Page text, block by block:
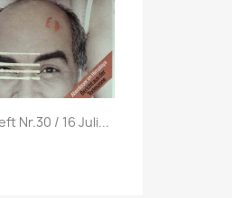
Vorschau
Nr.30 / 16 Juli...